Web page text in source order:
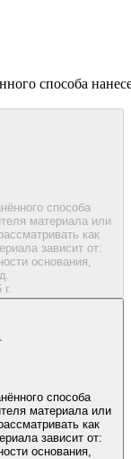
способа
способа
материала или
как
зависит от:
основания,
способа
материала или
как
зависит от:
основания,